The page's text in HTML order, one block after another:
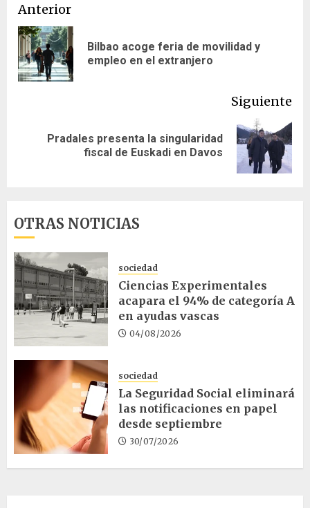
Navegación
de
entradas
Anterior
Bilbao acoge feria de movilidad y
empleo en el extranjero
Siguiente
Siguiente
Pradales presenta la singularidad
fiscal de Euskadi en Davos
OTRAS NOTICIAS
sociedad
Ciencias Experimentales
acapara el 94% de categoría A
en ayudas vascas
04/08/2026
sociedad
La Seguridad Social eliminará
las notificaciones en papel
desde septiembre
30/07/2026